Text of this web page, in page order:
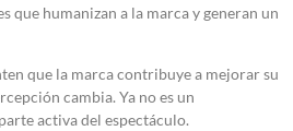
que humanizan a la marca y generan un
que la marca contribuye a mejorar su
cambia. Ya no es un
activa del espectáculo.